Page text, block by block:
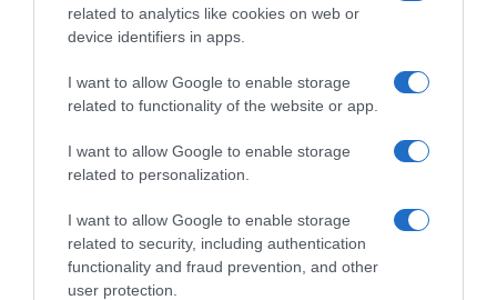
related to analytics like cookies on web or
device identifiers in apps.
I want to allow Google to enable storage
related to functionality of the website or app.
I want to allow Google to enable storage
related to personalization.
I want to allow Google to enable storage
related to security, including authentication
functionality and fraud prevention, and other
user protection.
Η ΣΤΗΛΗ ΜΑΣ